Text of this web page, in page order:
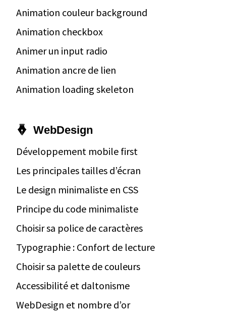
Animation couleur background
Animation checkbox
Animer un input radio
Animation ancre de lien
Animation loading skeleton
WebDesign
Développement mobile first
Les principales tailles d’écran
Le design minimaliste en CSS
Principe du code minimaliste
Choisir sa police de caractères
Typographie : Confort de lecture
Choisir sa palette de couleurs
Accessibilité et daltonisme
WebDesign et nombre d’or